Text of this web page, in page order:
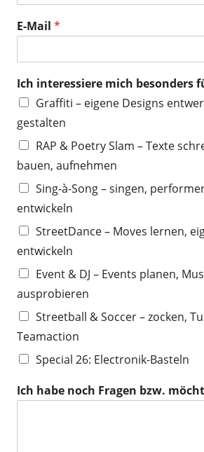
E-Mail *
Ich interessiere mich besonders
Graffiti – eigene Designs
gestalten
RAP & Poetry Slam – Texte
bauen, aufnehmen
Sing-à-Song – singen,
entwickeln
StreetDance – Moves lernen,
entwickeln
Event & DJ – Events planen,
ausprobieren
Streetball & Soccer – zocken,
Teamaction
Special 26: Electronik-Basteln
Ich habe noch Fragen bzw.